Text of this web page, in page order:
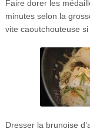
Faire dorer les
minutes selon la
vite caoutchouteuse
Dresser la brunoise